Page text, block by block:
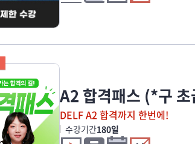
A2 합격패스 (*구
DELF A2 합격까지 한번에!
수강기간180일